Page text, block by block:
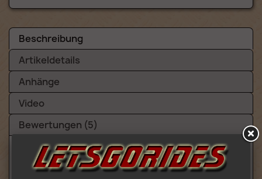
Beschreibung
Artikeldetails
Anhänge
Video
Bewertungen (5)
Inhalt: